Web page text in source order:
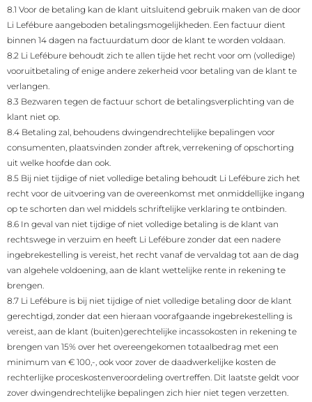
8.1 Voor de betaling kan de klant uitsluitend gebruik maken van de door
Li Lefébure aangeboden betalingsmogelijkheden. Een factuur dient
binnen 14 dagen na factuurdatum door de klant te worden voldaan.
8.2 Li Lefébure behoudt zich te allen tijde het recht voor om (volledige)
vooruitbetaling of enige andere zekerheid voor betaling van de klant te
verlangen.
8.3 Bezwaren tegen de factuur schort de betalingsverplichting van de
klant niet op.
8.4 Betaling zal, behoudens dwingendrechtelijke bepalingen voor
consumenten, plaatsvinden zonder aftrek, verrekening of opschorting
uit welke hoofde dan ook.
8.5 Bij niet tijdige of niet volledige betaling behoudt Li Lefébure zich het
recht voor de uitvoering van de overeenkomst met onmiddellijke ingang
op te schorten dan wel middels schriftelijke verklaring te ontbinden.
8.6 In geval van niet tijdige of niet volledige betaling is de klant van
rechtswege in verzuim en heeft Li Lefébure zonder dat een nadere
ingebrekestelling is vereist, het recht vanaf de vervaldag tot aan de dag
van algehele voldoening, aan de klant wettelijke rente in rekening te
brengen.
8.7 Li Lefébure is bij niet tijdige of niet volledige betaling door de klant
gerechtigd, zonder dat een hieraan voorafgaande ingebrekestelling is
vereist, aan de klant (buiten)gerechtelijke incassokosten in rekening te
brengen van 15% over het overeengekomen totaalbedrag met een
minimum van € 100,-, ook voor zover de daadwerkelijke kosten de
rechterlijke proceskostenveroordeling overtreffen. Dit laatste geldt voor
zover dwingendrechtelijke bepalingen zich hier niet tegen verzetten.